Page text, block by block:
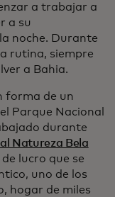
a trabajar a
a su
noche. Durante
rutina, siempre
a Bahia.
forma de un
Parque Nacional
durante
Natureza Bela
lucro que se
uno de los
hogar de miles